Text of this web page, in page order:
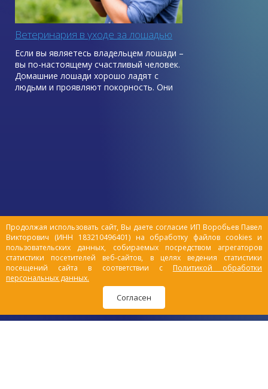
Продолжая использовать сайт, Вы даете согласие ИП Воробьев Павел
Викторович (ИНН 183210496401) на обработку файлов cookies и
пользовательских данных, собираемых посредством агрегаторов
статистики посетителей веб-сайтов, в целях ведения статистики
посещений сайта в соответствии с Политикой обработки
персональных данных.
Согласен
Ветеринария в уходе за лошадью
Если вы являетесь владельцем лошади –
вы по-настоящему счастливый человек.
Домашние лошади хорошо ладят с
людьми и проявляют покорность. Они